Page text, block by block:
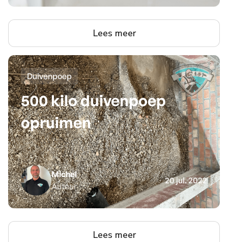
Lees meer
Duivenpoep
500 kilo duivenpoep
opruimen
Michel
Auteur
20 jul. 2022
Lees meer